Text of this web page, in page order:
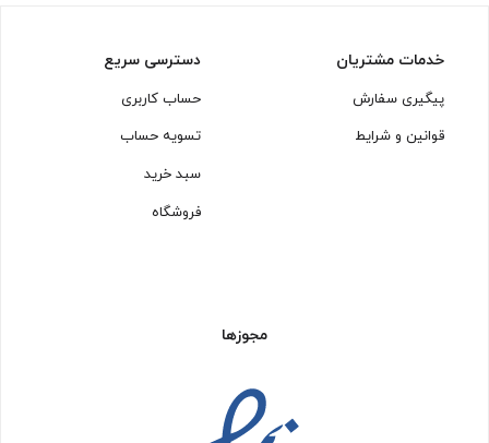
خدمات مشتریان
پیگیری سفارش
قوانین و شرایط
دسترسی سریع
حساب کاربری
تسویه حساب
سبد خرید
فروشگاه
مجوزها